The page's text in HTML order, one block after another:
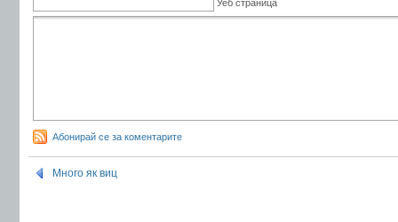
Уеб страница
Абонирай се за коментарите
Много як виц